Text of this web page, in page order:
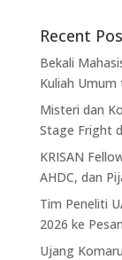
Recent
Bekali
Kuliah
Misteri dan
Stage Fright
KRISAN
AHDC, dan
Tim Peneliti
2026 ke
Ujang